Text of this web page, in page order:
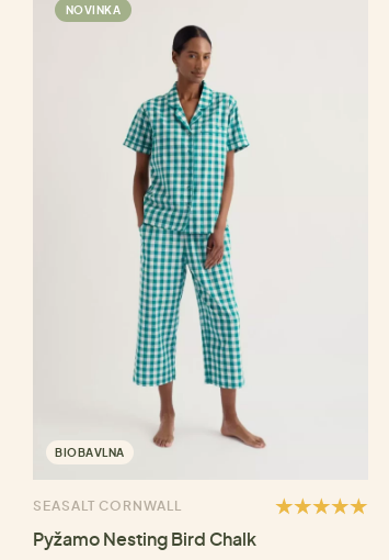
NOVINKA
BIOBAVLNA
SEASALT CORNWALL
Pyžamo Nesting Bird Chalk